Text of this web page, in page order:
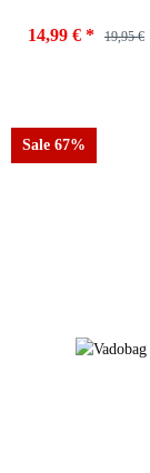
14,99 € * 19,95 €
Sale 67%